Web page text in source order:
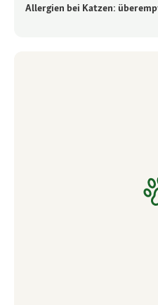
Allergien bei Katzen: